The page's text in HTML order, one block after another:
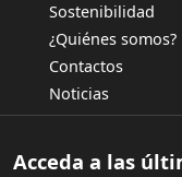
Sostenibilidad
¿Quiénes somos?
Contactos
Noticias
Acceda a las